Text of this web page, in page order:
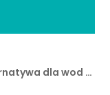
dla wod …